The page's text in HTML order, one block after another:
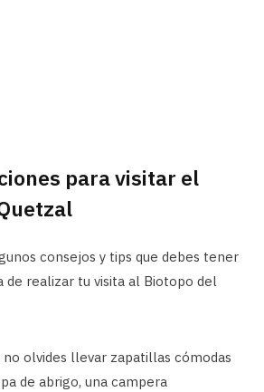
para visitar el
consejos y tips que debes tener
de realizar tu visita al Biotopo del
olvides llevar zapatillas cómodas
de abrigo, una campera